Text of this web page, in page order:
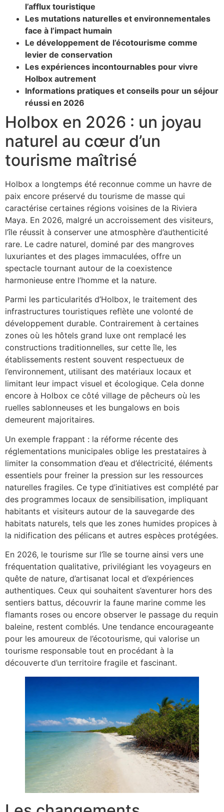
l’afflux touristique
Les mutations naturelles et environnementales
face à l’impact humain
Le développement de l’écotourisme comme
levier de conservation
Les expériences incontournables pour vivre
Holbox autrement
Informations pratiques et conseils pour un séjour
réussi en 2026
Holbox en 2026 : un joyau
naturel au cœur d’un
tourisme maîtrisé
Holbox a longtemps été reconnue comme un havre de
paix encore préservé du tourisme de masse qui
caractérise certaines régions voisines de la Riviera
Maya. En 2026, malgré un accroissement des visiteurs,
l’île réussit à conserver une atmosphère d’authenticité
rare. Le cadre naturel, dominé par des mangroves
luxuriantes et des plages immaculées, offre un
spectacle tournant autour de la coexistence
harmonieuse entre l’homme et la nature.
Parmi les particularités d’Holbox, le traitement des
infrastructures touristiques reflète une volonté de
développement durable. Contrairement à certaines
zones où les hôtels grand luxe ont remplacé les
constructions traditionnelles, sur cette île, les
établissements restent souvent respectueux de
l’environnement, utilisant des matériaux locaux et
limitant leur impact visuel et écologique. Cela donne
encore à Holbox ce côté village de pêcheurs où les
ruelles sablonneuses et les bungalows en bois
demeurent majoritaires.
Un exemple frappant : la réforme récente des
réglementations municipales oblige les prestataires à
limiter la consommation d’eau et d’électricité, éléments
essentiels pour freiner la pression sur les ressources
naturelles fragiles. Ce type d’initiatives est complété par
des programmes locaux de sensibilisation, impliquant
habitants et visiteurs autour de la sauvegarde des
habitats naturels, tels que les zones humides propices à
la nidification des pélicans et autres espèces protégées.
En 2026, le tourisme sur l’île se tourne ainsi vers une
fréquentation qualitative, privilégiant les voyageurs en
quête de nature, d’artisanat local et d’expériences
authentiques. Ceux qui souhaitent s’aventurer hors des
sentiers battus, découvrir la faune marine comme les
flamants roses ou encore observer le passage du requin
baleine, restent comblés. Une tendance encourageante
pour les amoureux de l’écotourisme, qui valorise un
tourisme responsable tout en procédant à la
découverte d’un territoire fragile et fascinant.